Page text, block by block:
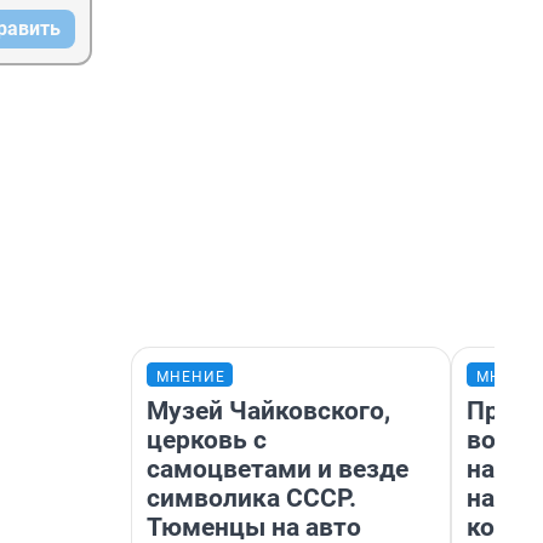
МНЕНИЕ
Музей Чайковского,
церковь с
самоцветами и везде
символика СССР.
Тюменцы на авто
нам